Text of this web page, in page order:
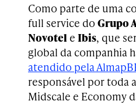
Como parte de uma
full service do Grupo
Novotel e Ibis, que
global da companhia
atendido pela
responsável por toda
Midscale e Economy